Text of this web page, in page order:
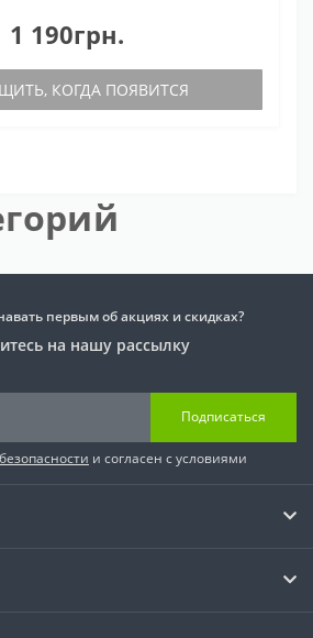
1 190грн.
КОГДА ПОЯВИТСЯ
первым об акциях и скидках?
на нашу рассылку
Подписаться
и согласен с условиями